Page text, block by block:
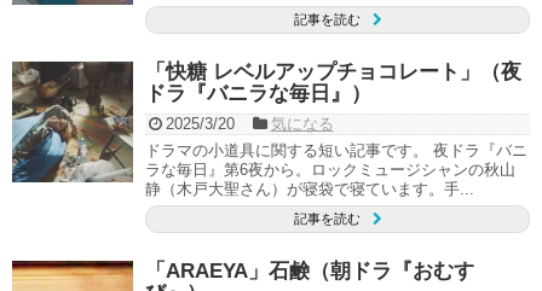
記事を読む
「快糖 レベルアップチョコレート」（夜
ドラ『バニラな毎日』）
2025/3/20
気になる
ドラマの小道具に関する短い記事です。 夜ドラ『バニ
ラな毎日』第6夜から。ロックミュージシャンの秋山
静（木戸大聖さん）が寝袋で寝ています。手...
記事を読む
「ARAEYA」石鹸（朝ドラ『おむす